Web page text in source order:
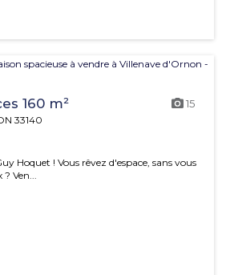
160 m² 15
33140
Hoquet ! Vous rêvez d'espace, sans vous
Ven...